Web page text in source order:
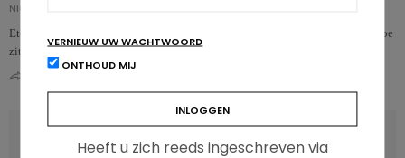
NICOLAS ROUSSEAU
Eten in gezelschap mag dan wel gezellig zijn, het is niet zonder gevolgen. Hoe
zit dat precies?…
RECENT POSTS
VERNIEUW UW WACHTWOORD
ONTHOUD MIJ
Heeft u zich reeds ingeschreven via